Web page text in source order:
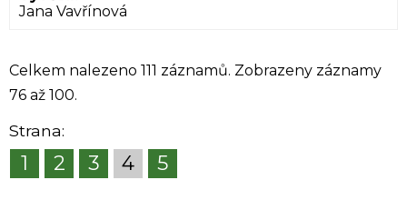
Jana Vavřínová
Celkem nalezeno 111 záznamů. Zobrazeny záznamy
76 až 100.
Strana:
1 2 3 4 5